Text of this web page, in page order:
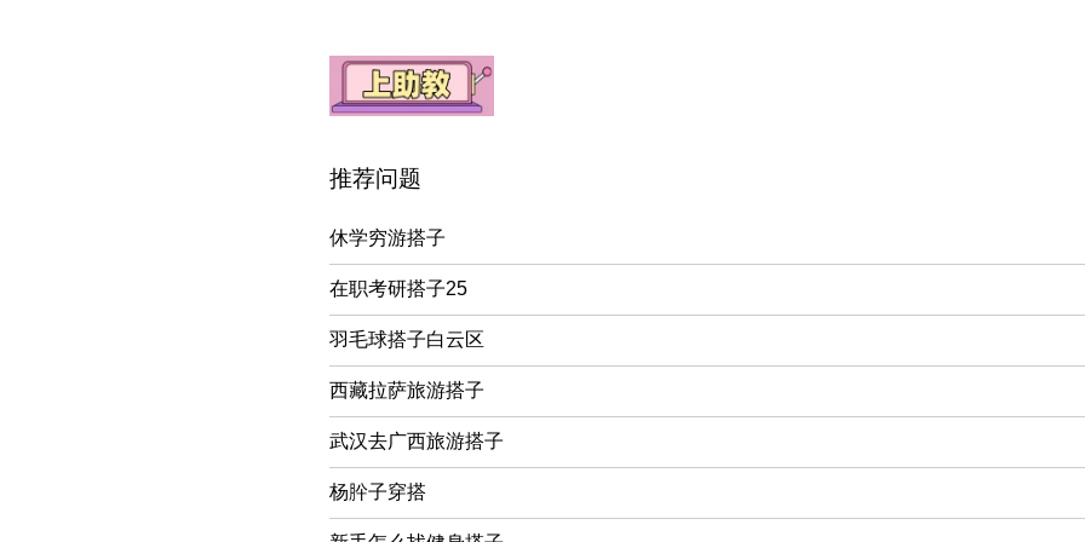
推荐问题
休学穷游搭子
在职考研搭子25
羽毛球搭子白云区
西藏拉萨旅游搭子
武汉去广西旅游搭子
杨肸子穿搭